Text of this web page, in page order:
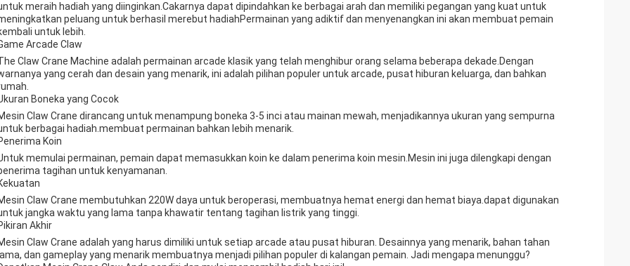
meraih hadiah yang diinginkan.Cakarnya dapat dipindahkan ke berbagai arah dan memiliki pegangan yang kuat untuk
peluang untuk berhasil merebut hadiahPermainan yang adiktif dan menyenangkan ini akan membuat pemain
untuk lebih.
Arcade Claw
Claw Crane Machine adalah permainan arcade klasik yang telah menghibur orang selama beberapa dekade.Dengan
yang cerah dan desain yang menarik, ini adalah pilihan populer untuk arcade, pusat hiburan keluarga, dan bahkan
Boneka yang Cocok
Claw Crane dirancang untuk menampung boneka 3-5 inci atau mainan mewah, menjadikannya ukuran yang sempurna
berbagai hadiah.membuat permainan bahkan lebih menarik.
Koin
memulai permainan, pemain dapat memasukkan koin ke dalam penerima koin mesin.Mesin ini juga dilengkapi dengan
tagihan untuk kenyamanan.
Claw Crane membutuhkan 220W daya untuk beroperasi, membuatnya hemat energi dan hemat biaya.dapat digunakan
jangka waktu yang lama tanpa khawatir tentang tagihan listrik yang tinggi.
Akhir
Claw Crane adalah yang harus dimiliki untuk setiap arcade atau pusat hiburan. Desainnya yang menarik, bahan tahan
dan gameplay yang menarik membuatnya menjadi pilihan populer di kalangan pemain. Jadi mengapa menunggu?